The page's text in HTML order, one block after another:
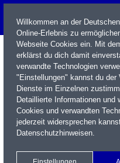
Name / WKN / ISIN / Kürzel
Willkommen an der
Online-Erlebnis zu
Webseite Cookies ein. Mit
erklärst du dich damit
verwandte Technologien
"Einstellungen" kannst du der
Dienste im Einzelnen
Detaillierte Informationen und
Cookies und verwandten
jederzeit widersprechen
Datenschutzhinweisen.